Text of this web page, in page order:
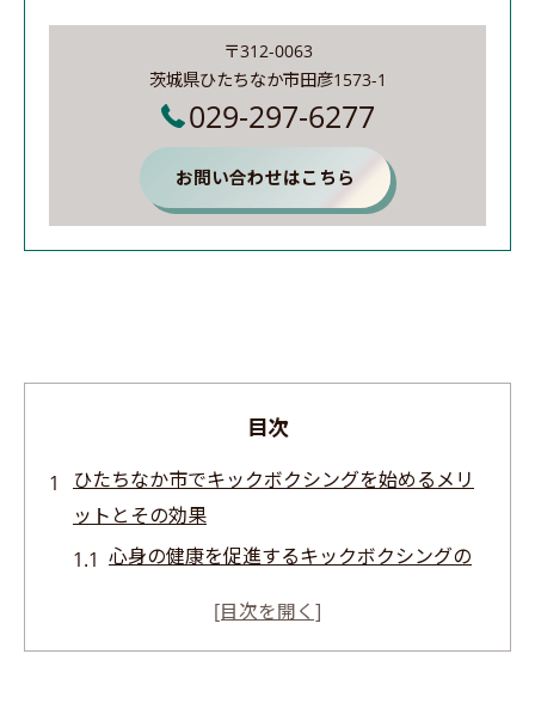
〒312-0063
茨城県ひたちなか市田彦1573-1
029-297-6277
お問い合わせはこちら
目次
ひたちなか市でキックボクシングを始めるメリ
ットとその効果
心身の健康を促進するキックボクシングの